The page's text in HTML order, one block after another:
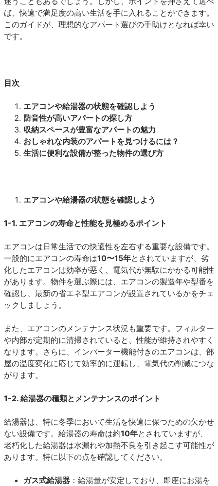
ば、快適で満足度の高い生活を手に入れることができます。
このガイドが、理想的なアパート選びの手助けとなれば幸い
です。
目次
エアコンや給湯器の状態を確認しよう
防音性が高いアパートの探し方
収納スペースが豊富なアパートの魅力
おしゃれな内装のアパートを見つけるには？
生活に便利な設備が整った物件の選び方
エアコンや給湯器の状態を確認しよう
1-1. エアコンの寿命と性能を見極めるポイント
エアコンは日常生活での快適性を左右する重要な設備です。
一般的にエアコンの寿命は10〜15年とされていますが、劣
化したエアコンは効率が悪く、電気代が無駄にかかる可能性
があります。物件を選ぶ際には、エアコンの製造年や型番を
確認し、最新の省エネ型エアコンが設置されているかをチェ
ックしましょう。
また、エアコンのメンテナンス状況も重要です。フィルター
や内部が定期的に清掃されていると、性能が維持されやすく
なります。さらに、インバーター機能付きのエアコンは、部
屋の温度変化に応じて効率的に運転し、電気代の削減につな
がります。
1-2. 給湯器の種類とメンテナンスのポイント
給湯器は、特に冬季において生活を快適に保つための欠かせ
ない設備です。給湯器の寿命は約10年とされていますが、
老朽化した給湯器は水漏れや加熱不良を引き起こす可能性が
あります。特に以下の点を確認してください。
ガス式給湯器 ：給湯量が安定しており、即座にお湯を